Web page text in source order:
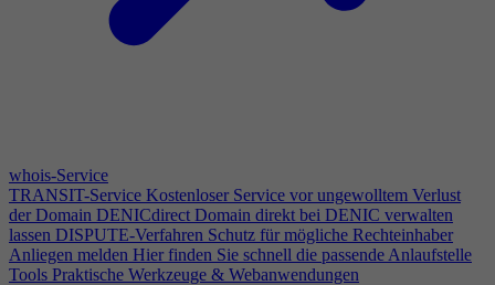
whois-Service
TRANSIT-Service Kostenloser Service vor ungewolltem Verlust
der Domain DENICdirect Domain direkt bei DENIC verwalten
lassen DISPUTE-Verfahren Schutz für mögliche Rechteinhaber
Anliegen melden Hier finden Sie schnell die passende Anlaufstelle
Tools Praktische Werkzeuge & Webanwendungen